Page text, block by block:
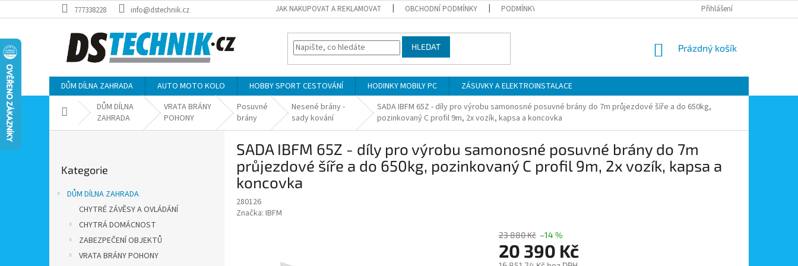
na
777338228 info@dstechnik.cz JAK NAKUPOVAT A REKLAMOVAT OBCHODNÍ PODMÍNKY PODMÍNKY OCHRANY OSOBNÍCH ÚDAJŮ MOJE OBJEDNÁVKA
Přihlášení
HLEDAT
NÁKUPNÍ
Prázdný košík
DŮM DÍLNA ZAHRADA AUTO MOTO KOLO HOBBY SPORT CESTOVÁNÍ HODINKY MOBILY PC ZÁSUVKY A ELEKTROINSTALACE
Domů DŮM DÍLNA
ZAHRADA
VRATA BRÁNY
POHONY
Posuvné
brány
Nesené brány -
sady kování
SADA IBFM 65Z - díly pro výrobu samonosné posuvné brány do 7m průjezdové šíře a do 650kg,
pozinkovaný C profil 9m, 2x vozík, kapsa a koncovka
kategorie
Kategorie
DŮM DÍLNA ZAHRADA
CHYTRÉ ZÁVĚSY A OVLÁDÁNÍ
CHYTRÁ DOMÁCNOST
ZABEZPEČENÍ OBJEKTŮ
VRATA BRÁNY POHONY
SADA IBFM 65Z - díly pro výrobu samonosné posuvné brány do 7m
průjezdové šíře a do 650kg, pozinkovaný C profil 9m, 2x vozík, kapsa a
koncovka
280126
Značka: IBFM
23 880 Kč –14 %
20 390 Kč